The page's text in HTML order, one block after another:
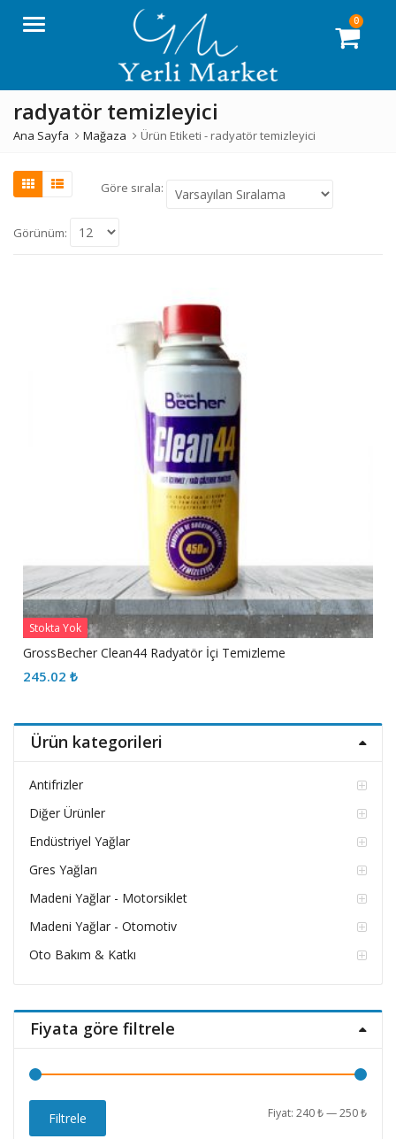
Menü 0
radyatör temizleyici
Ana Sayfa Mağaza Ürün Etiketi - radyatör temizleyici
Göre sırala:
Görünüm:
Stokta Yok
GrossBecher Clean44 Radyatör İçi Temizleme
245.02 ₺
Ürün kategorileri
Antifrizler
Diğer Ürünler
Endüstriyel Yağlar
Gres Yağları
Madeni Yağlar - Motorsiklet
Madeni Yağlar - Otomotiv
Oto Bakım & Katkı
Fiyata göre filtrele
En
En
Filtrele Fiyat:240 ₺—250 ₺